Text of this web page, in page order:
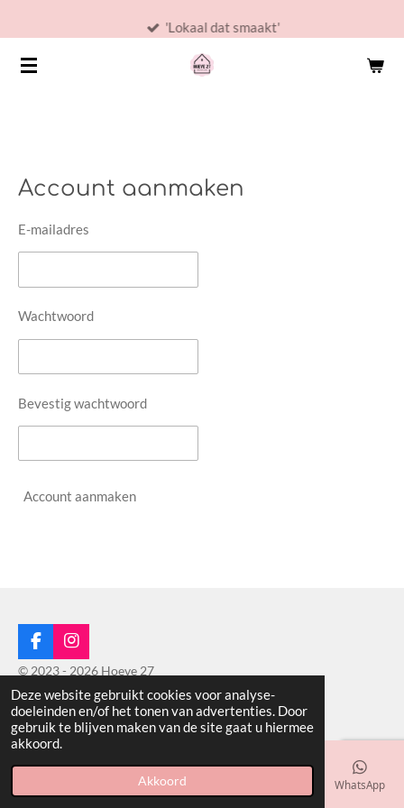
Deze website gebruikt cookies voor analyse-
doeleinden en/of het tonen van advertenties. Door
gebruik te blijven maken van de site gaat u hiermee
akkoord.
Akkoord
naar
'Lokaal dat smaakt'
Account aanmaken
E-mailadres
Wachtwoord
Bevestig wachtwoord
Account aanmaken
F
a
c
e
b
o
o
k
I
n
s
t
a
g
a
© 2023 - 2026 Hoeve 27
Powered byJouwWeb
Telefoonnummer WhatsApp